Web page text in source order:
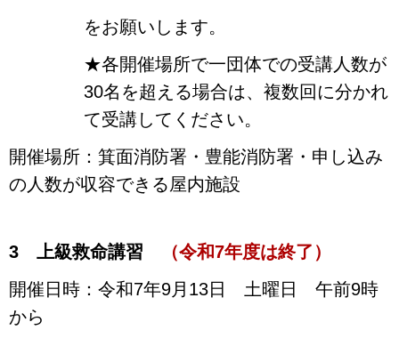
をお願いします。
★各開催場所で一団体での受講人数が
30名を超える場合は、複数回に分かれ
て受講してください。
開催場所：箕面消防署・豊能消防署・申し込み
の人数が収容できる屋内施設
3 上級救命講習
（令和7年度は終了）
開催日時：令和7年9月13日 土曜日 午前9時
から